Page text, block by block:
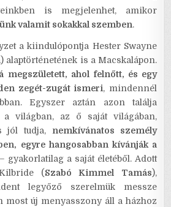
is megjelenhet, amikor
valamit sokakkal szemben.
a kiindulópontja Hester Swayne
) alaptörténetének is a Macskalápon.
megszületett, ahol felnőtt, és egy
zegét-zugát ismeri, mindennél
Egyszer aztán azon találja
a világban, az ő saját világában,
jól tudja, nemkívánatos személy
egyre hangosabban kívánják a
– gyakorlatilag a saját életéből. Adott
(Szabó Kimmel Tamás),
legyőző szerelmük messze
most új menyasszony áll a házhoz